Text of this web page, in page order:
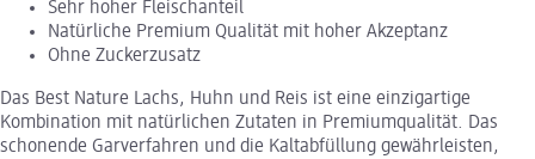
Sehr hoher Fleischanteil
Natürliche Premium Qualität mit hoher Akzeptanz
Ohne Zuckerzusatz
Das Best Nature Lachs, Huhn und Reis ist eine einzigartige
Kombination mit natürlichen Zutaten in Premiumqualität. Das
schonende Garverfahren und die Kaltabfüllung gewährleisten,